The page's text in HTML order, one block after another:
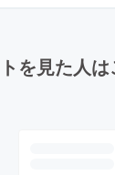
を見た人